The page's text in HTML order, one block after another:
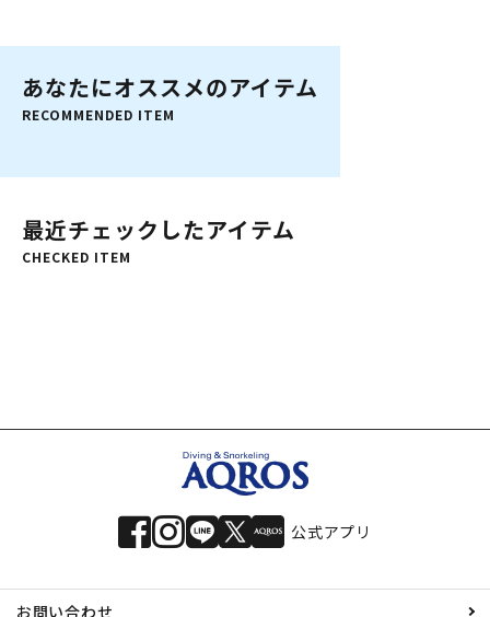
あなたにオススメのアイテム
RECOMMENDED ITEM
最近チェックしたアイテム
CHECKED ITEM
公式アプリ
お問い合わせ